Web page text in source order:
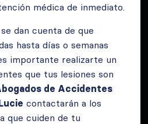
médica de inmediato.
dan cuenta de que
hasta días o semanas
importante realizarte un
que tus lesiones son
de Accidentes
contactarán a los
que cuiden de tu